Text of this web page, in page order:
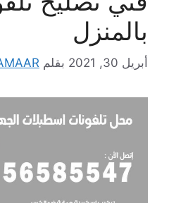
بالمنزل
أبريل 30, 2021 بقلم